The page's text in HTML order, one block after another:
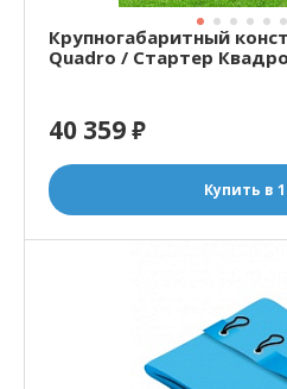
Крупногабаритный
Quadro / Стартер
40 359₽
Купить в